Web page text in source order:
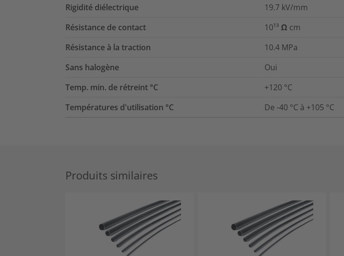
Rigidité diélectrique
19.7 kV/mm
Résistance de contact
10¹³ Ω cm
Résistance à la traction
10.4 MPa
Sans halogène
Oui
Temp. min. de rétreint °C
+120 °C
Températures d'utilisation °C
De -40 °C à +105 °C
Produits similaires